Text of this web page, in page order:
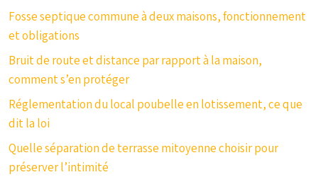
Fosse septique commune à deux maisons, fonctionnement
et obligations
Bruit de route et distance par rapport à la maison,
comment s’en protéger
Réglementation du local poubelle en lotissement, ce que
dit la loi
Quelle séparation de terrasse mitoyenne choisir pour
préserver l’intimité